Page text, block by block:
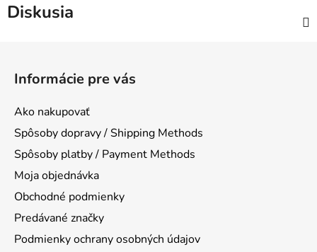
Diskusia
Informácie pre vás
Ako nakupovať
Spôsoby dopravy / Shipping Methods
Spôsoby platby / Payment Methods
Moja objednávka
Obchodné podmienky
Predávané značky
Podmienky ochrany osobných údajov